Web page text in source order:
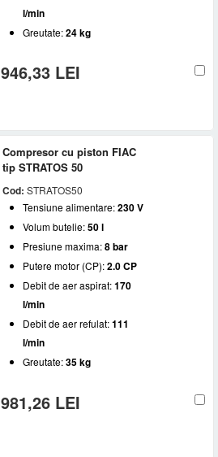
l/min
Greutate:24 kg
946,33 LEI
Compresor cu piston FIAC
tip STRATOS 50
Cod:STRATOS50
Tensiune alimentare:230 V
Volum butelie:50 l
Presiune maxima:8 bar
Putere motor (CP):2.0 CP
Debit de aer aspirat:170
l/min
Debit de aer refulat:111
l/min
Greutate:35 kg
981,26 LEI